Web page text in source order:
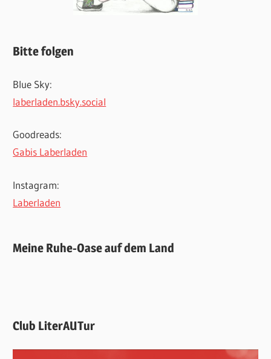
Bitte folgen
Blue Sky:
laberladen.bsky.social
Goodreads:
Gabis Laberladen
Instagram:
Laberladen
Meine Ruhe-Oase auf dem Land
Club LiterAUTur